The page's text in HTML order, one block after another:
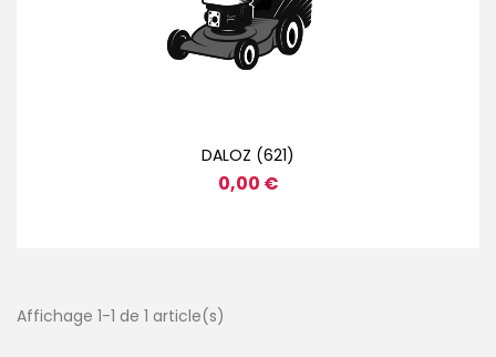
DALOZ (621)
0,00 €
Affichage 1-1 de 1 article(s)